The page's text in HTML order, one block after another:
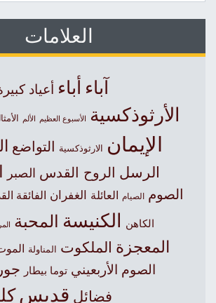
العلامات
آباءأباء أعياد كبيرة
الأرثوذكسية الأسبوع العظيم الألم الأمثال
الإيمان الارثوذكسية التواضع
الرسل الروح القدس الصبر
الصوم الصيام العائلة الغفران الفائقة
الكاهن الكنيسةالمحبة المرض
المعجزة الملكوت المناولة الموت
الصوم الأربعيني توما بيطار
فضائل قديس